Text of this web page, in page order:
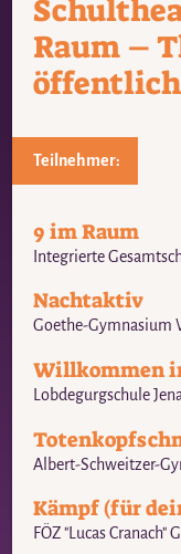
Raum –
Teilnehmer:
9 im Raum
Integrierte
Nachtaktiv
Goethe-Gymnasium
Willkommen
Lobdegurgschule Jena
Albert-Schweitzer-
Kämpf (für
FÖZ "Lucas Cranach"